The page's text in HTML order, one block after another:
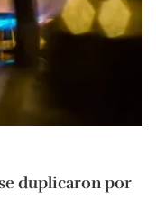
duplicaron por